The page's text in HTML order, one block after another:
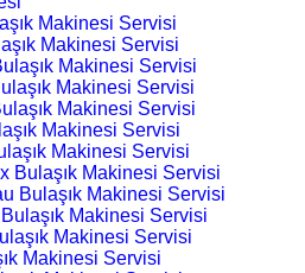
Makinesi Servisi
Makinesi Servisi
Makinesi Servisi
Makinesi Servisi
Makinesi Servisi
Makinesi Servisi
Makinesi Servisi
Bulaşık Makinesi Servisi
Bulaşık Makinesi Servisi
Makinesi Servisi
Makinesi Servisi
Makinesi Servisi